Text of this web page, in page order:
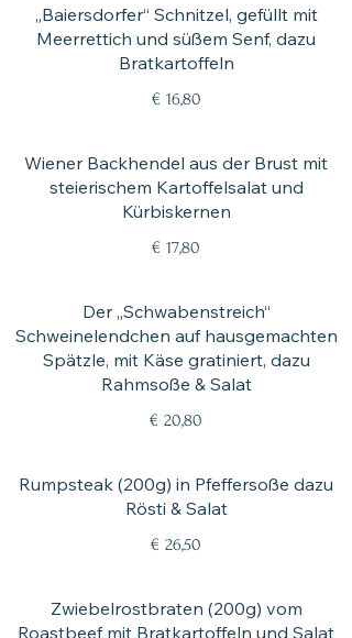
„Baiersdorfer“ Schnitzel, gefüllt mit
Meerrettich und süßem Senf, dazu
Bratkartoffeln
€ 16,80
Wiener Backhendel aus der Brust mit
steierischem Kartoffelsalat und
Kürbiskernen
€ 17,80
Der „Schwabenstreich“
Schweinelendchen auf hausgemachten
Spätzle, mit Käse gratiniert, dazu
Rahmsoße & Salat
€ 20,80
Rumpsteak (200g) in Pfeffersoße dazu
Rösti & Salat
€ 26,50
Zwiebelrostbraten (200g) vom
Roastbeef mit Bratkartoffeln und Salat